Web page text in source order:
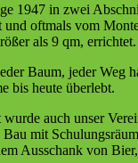
1947 in zwei
und oftmals vom
als 9 qm, errichtet.
Baum, jeder
bis heute überlebt.
auch unser
mit
Ausschank von